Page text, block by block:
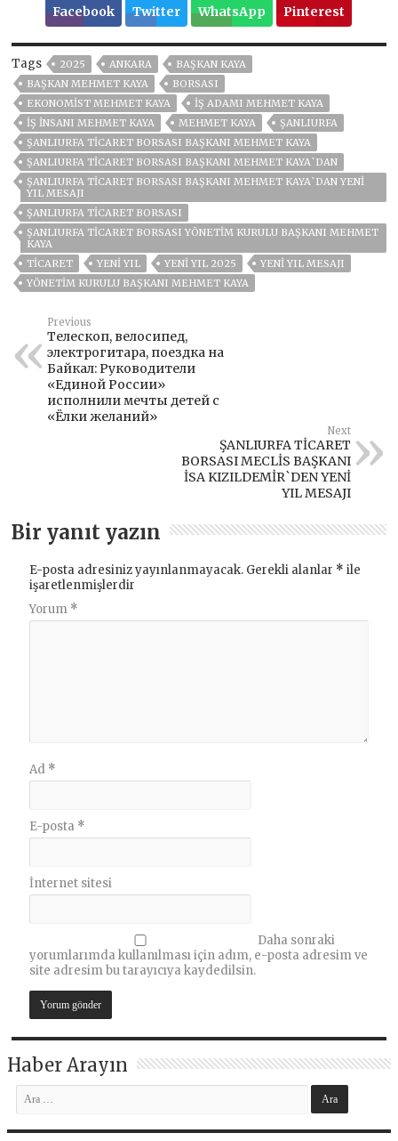
Facebook Twitter WhatsApp Pinterest
Tags 2025 ANKARA
BAŞKAN KAYA
BAŞKAN MEHMET KAYA
BORSASI
EKONOMIST MEHMET KAYA
IŞ ADAMI MEHMET KAYA
IŞ INSANI MEHMET KAYA
MEHMET KAYA
ŞANLIURFA
ŞANLIURFA TİCARET BORSASI BAŞKANI MEHMET KAYA
ŞANLIURFA TİCARET BORSASI BAŞKANI MEHMET KAYA`DAN
ŞANLIURFA TİCARET BORSASI BAŞKANI MEHMET KAYA`DAN YENİ
YIL MESAJI
ŞANLIURFA TICARET BORSASI
ŞANLIURFA TICARET BORSASI YÖNETIM KURULU BAŞKANI MEHMET
KAYA
TICARET
YENI YIL YENI YIL 2025
YENI YIL MESAJI
YÖNETIM KURULU BAŞKANI MEHMET KAYA
Previous
Телескоп, велосипед,
электрогитара, поездка на
Байкал: Руководители
«Единой России»
исполнили мечты детей с
«Ёлки желаний»
Next
ŞANLIURFA TİCARET
BORSASI MECLİS BAŞKANI
İSA KIZILDEMİR`DEN YENİ
YIL MESAJI
Bir yanıt yazın
E-posta adresiniz yayınlanmayacak. Gerekli alanlar * ile
işaretlenmişlerdir
Yorum *
Ad *
E-posta *
İnternet sitesi
Daha sonraki
yorumlarımda kullanılması için adım, e-posta adresim ve
site adresim bu tarayıcıya kaydedilsin.
Haber Arayın